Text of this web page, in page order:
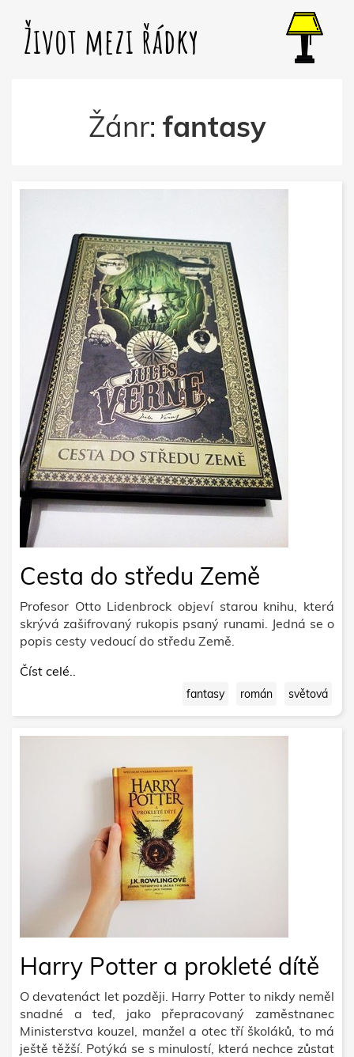
Život mezi řádky
Žánr: fantasy
Cesta do středu Země
Profesor Otto Lidenbrock objeví starou knihu, která
skrývá zašifrovaný rukopis psaný runami. Jedná se o
popis cesty vedoucí do středu Země.
Číst celé..
fantasy román světová
Harry Potter a prokleté dítě
O devatenáct let později. Harry Potter to nikdy neměl
snadné a teď, jako přepracovaný zaměstnanec
Ministerstva kouzel, manžel a otec tří školáků, to má
ještě těžší. Potýká se s minulostí, která nechce zůstat